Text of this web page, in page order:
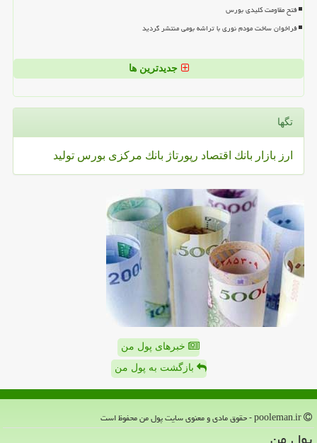
فتح مقاومت کلیدی بورس
فراخوان ساخت مودم نوری با تراشه بومی منتشر گردید
جدیدترین ها
تگها
ارز بازار بانك اقتصاد رپورتاژ بانك مركزی بورس تولید
خبرهای پول من
بازگشت به پول من